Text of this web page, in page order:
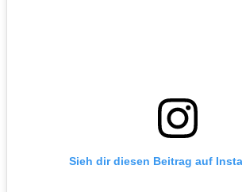
Sieh dir diesen Beitrag auf